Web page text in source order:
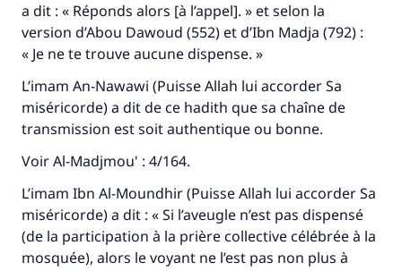
a dit : « Réponds alors [à l’appel]. » et selon la
version d’Abou Dawoud (552) et d’Ibn Madja (792) :
« Je ne te trouve aucune dispense. »
L’imam An-Nawawi (Puisse Allah lui accorder Sa
miséricorde) a dit de ce hadith que sa chaîne de
transmission est soit authentique ou bonne.
VoirAl-Madjmou' : 4/164.
L’imam Ibn Al-Moundhir (Puisse Allah lui accorder Sa
miséricorde) a dit : « Si l’aveugle n’est pas dispensé
(de la participation à la prière collective célébrée à la
mosquée), alors le voyant ne l’est pas non plus à